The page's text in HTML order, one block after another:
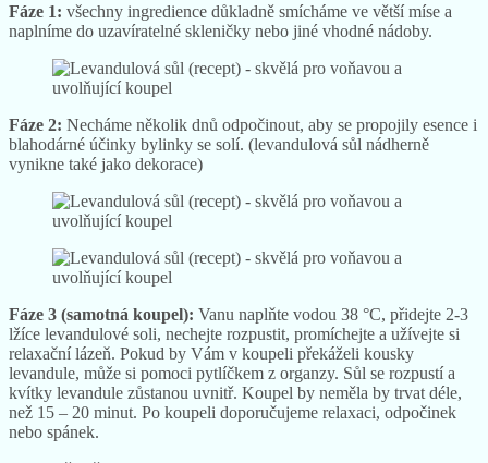
Fáze 1: všechny ingredience důkladně smícháme ve větší míse a
naplníme do uzavíratelné skleničky nebo jiné vhodné nádoby.
Fáze 2: Necháme několik dnů odpočinout, aby se propojily esence i
blahodárné účinky bylinky se solí. (levandulová sůl nádherně
vynikne také jako dekorace)
Fáze 3 (samotná koupel): Vanu naplňte vodou 38 °C, přidejte 2-3
lžíce levandulové soli, nechejte rozpustit, promíchejte a užívejte si
relaxační lázeň. Pokud by Vám v koupeli překáželi kousky
levandule, může si pomoci pytlíčkem z organzy. Sůl se rozpustí a
kvítky levandule zůstanou uvnitř. Koupel by neměla by trvat déle,
než 15 – 20 minut. Po koupeli doporučujeme relaxaci, odpočinek
nebo spánek.